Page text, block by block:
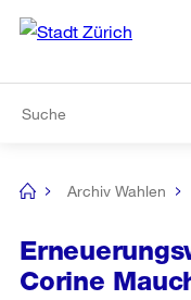
Navigation
[no
Archiv Wahlen
Corine